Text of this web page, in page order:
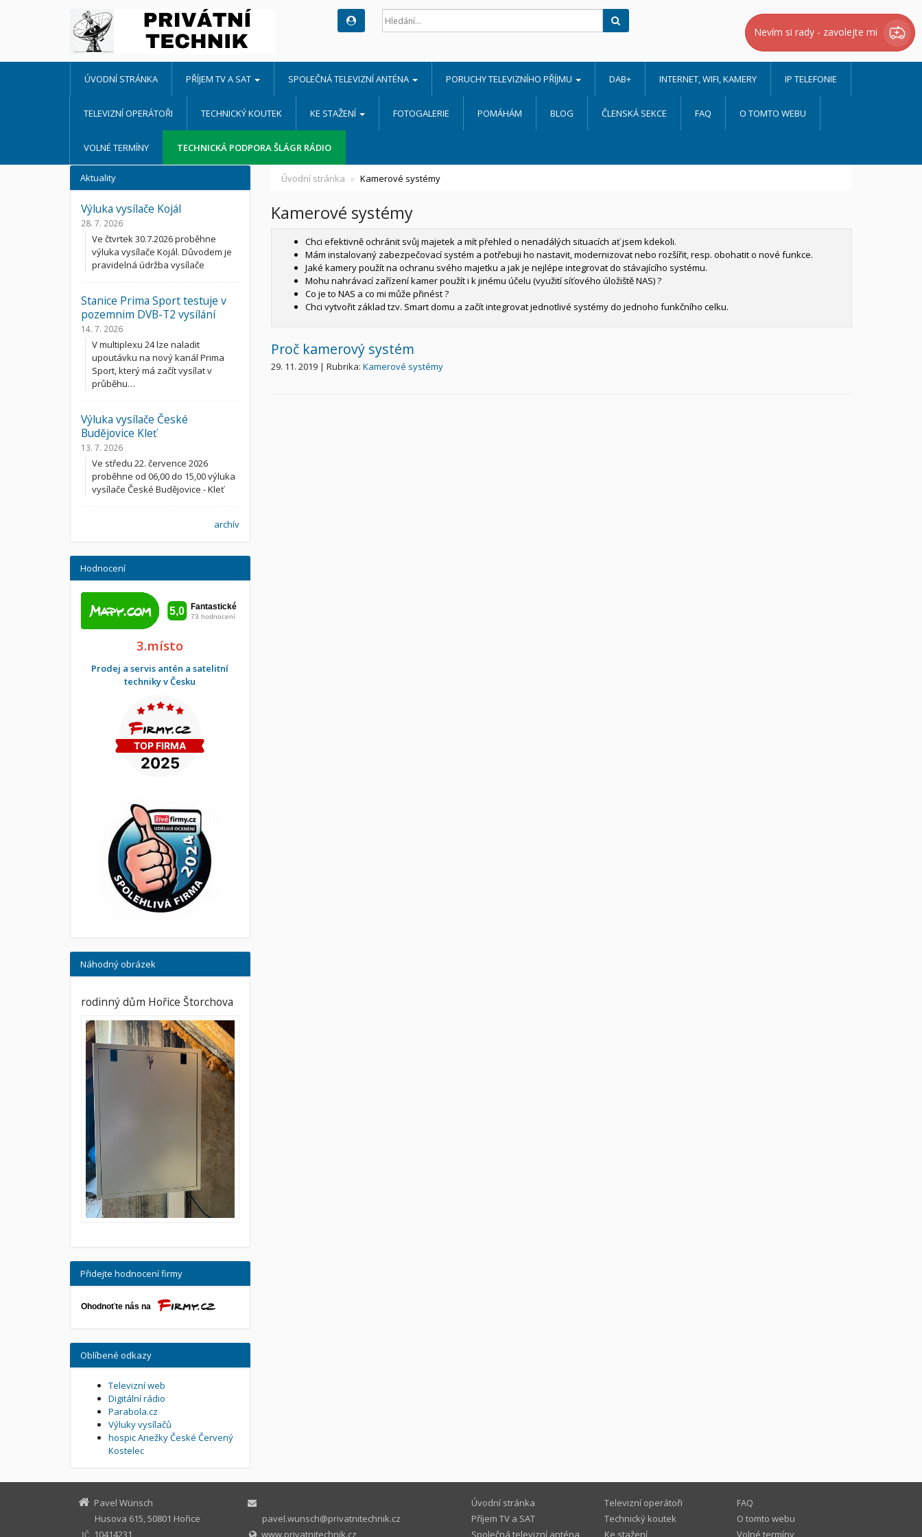
Nevím si rady - zavolejte mi
ÚVODNÍ STRÁNKA PŘÍJEM TV A SAT SPOLEČNÁ TELEVIZNÍ ANTÉNA PORUCHY TELEVIZNÍHO PŘÍJMU DAB+ INTERNET, WIFI, KAMERY IP TELEFONIE
TELEVIZNÍ OPERÁTOŘI TECHNICKÝ KOUTEK KE STAŽENÍ FOTOGALERIE POMÁHÁM BLOG ČLENSKÁ SEKCE FAQ O TOMTO WEBU
VOLNÉ TERMÍNY TECHNICKÁ PODPORA ŠLÁGR RÁDIO
Úvodní stránka Kamerové systémy
Kamerové systémy
Chci efektivně ochránit svůj majetek a mít přehled o nenadálých situacích ať jsem kdekoli.
Mám instalovaný zabezpečovací systém a potřebuji ho nastavit, modernizovat nebo rozšířit, resp. obohatit o nové funkce.
Jaké kamery použít na ochranu svého majetku a jak je nejlépe integrovat do stávajícího systému.
Mohu nahrávací zařízení kamer použít i k jinému účelu (využití síťového úložiště NAS) ?
Co je to NAS a co mi může přinést ?
Chci vytvořit základ tzv. Smart domu a začít integrovat jednotlivé systémy do jednoho funkčního celku.
Proč kamerový systém
29. 11. 2019 | Rubrika: Kamerové systémy
Aktuality
Výluka vysílače Kojál
28. 7. 2026
Ve čtvrtek 30.7.2026 proběhne
výluka vysílače Kojál. Důvodem je
pravidelná údržba vysílače
Stanice Prima Sport testuje v
pozemnim DVB-T2 vysílání
14. 7. 2026
V multiplexu 24 lze naladit
upoutávku na nový kanál Prima
Sport, který má začít vysílat v
průběhu…
Výluka vysílače České
Budějovice Kleť
13. 7. 2026
Ve středu 22. července 2026
proběhne od 06,00 do 15,00 výluka
vysílače České Budějovice - Kleť
archív
Hodnocení
3.místo
Prodej a servis antén a satelitní
techniky v Česku
Náhodný obrázek
rodinný dům Hořice Štorchova
Přidejte hodnocení firmy
Oblíbené odkazy
Televizní web
Digitální rádio
Parabola.cz
Výluky vysílačů
hospic Anežky České Červený
Kostelec
Pavel Wünsch
Husova 615, 50801 Hořice
10414231
pavel.wunsch@privatnitechnik.cz
www.privatnitechnik.cz
Úvodní stránka
Příjem TV a SAT
Společná televizní anténa
Televizní operátoři
Technický koutek
Ke stažení
FAQ
O tomto webu
Volné termíny